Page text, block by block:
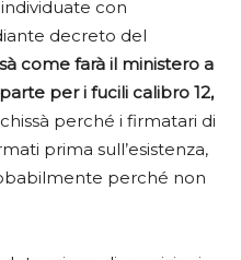
individuate con
decreto del
come farà il ministero a
per i fucili calibro 12,
perché i firmatari di
prima sull’esistenza,
perché non